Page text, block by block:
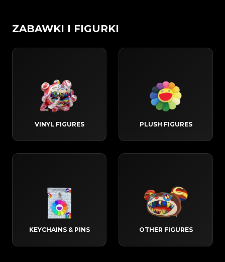
ZABAWKI I FIGURKI
VINYL FIGURES PLUSH FIGURES
KEYCHAINS & PINS OTHER FIGURES